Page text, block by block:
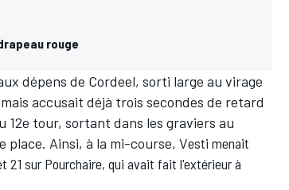
rouge
dépens de Cordeel, sorti large au virage
accusait déjà trois secondes de retard
tour, sortant dans les graviers au
place. Ainsi, à la mi-course, Vesti menait
21 sur Pourchaire, qui avait fait l'extérieur à